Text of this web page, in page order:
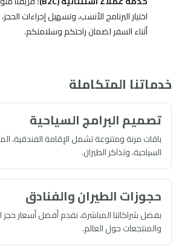
اختيار البرنامج الأنسب، وتسهيل إجراءات
أثناء السفر لضمان راحتكم وسلامتكم.
خدماتنا المتكاملة
تصميم البرامج السياحية
باقات مرنة ومتنوعة تشمل الإقامة الفندقية،
السياحية، وتذاكر الطيران.
حجوزات الطيران والفنادق
بفضل شراكاتنا المباشرة، نقدم أفضل أسعار حجز
والمنتجعات حول العالم.